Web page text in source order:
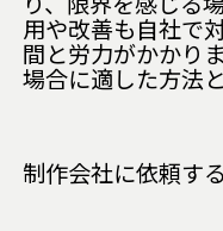
用や改善も自社で
間と労力がかかり
場合に適した方法
制作会社に依頼す